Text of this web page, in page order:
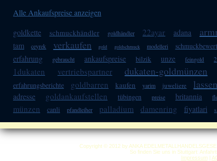
Alle Ankaufspreise anzeigen
goldkette
schmuckhändler goldhändler 22ayar adana
tam ceyrek verkaufen gold goldschmuck modelleri
erfahrung gebraucht ankaufspreise bilzik unze feingold
1dukaten vertriebspartner dukaten-goldmünzen
erfahrungsberichte goldbarren kaufen yarim juweliere
adresse goldankaufstellen tübingen preise britannia
münzen canli pfandleiher palladium damenring fiyatlari
Copyright © 2012 by ANKA
So finden Sie uns in Stuttgart:
Impressum|